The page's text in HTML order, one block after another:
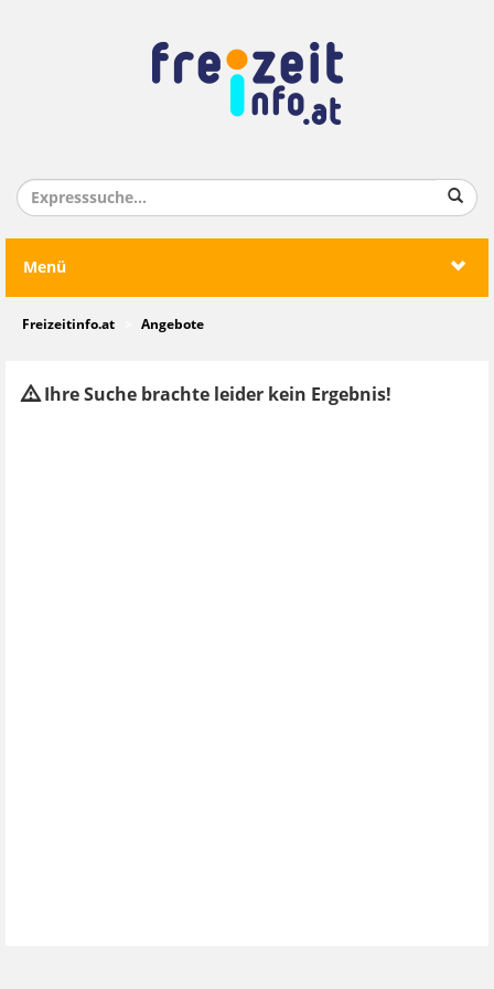
Menü
Freizeitinfo.at Angebote
Ihre Suche brachte leider kein Ergebnis!